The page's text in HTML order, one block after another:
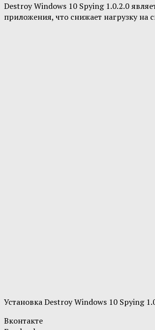
Destroy Windows 10 Spying 1.0.2.0
приложения, что снижает нагрузку на
Установка Destroy Windows 10 Spying
Вконтакте